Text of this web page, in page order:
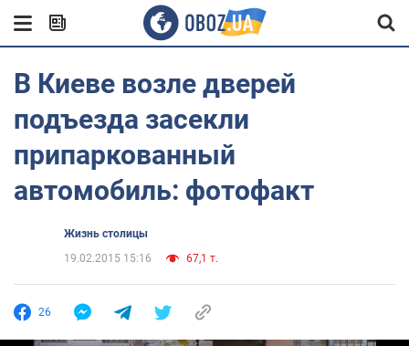
В Киеве возле дверей
подъезда засекли
припаркованный
автомобиль: фотофакт
Жизнь столицы
19.02.2015 15:16
67,1 т.
26